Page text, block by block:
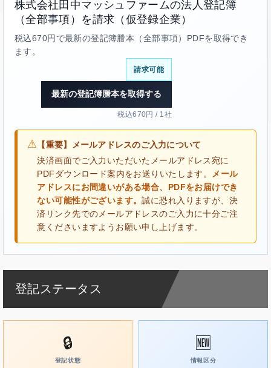
株式会社田中マッシュファームの法人登記簿
（全部事項）を請求（仮登録企業）
税込670円で最新の登記簿謄本（全部事項）PDFを取得でき
ます。
請求可能
最新の登記簿謄本を取得する
税込670円 / 1社
⚠ 【重要】メールアドレスのご入力について
決済画面でご入力いただいたメールアドレス宛に
PDFダウンロード案内をお送りいたします。
メール
アドレスにお間違いがある場合、PDFをお届けでき
ない可能性がございます。誠に恐れ入りますが、決
済リンク先でのメールアドレスのご入力に十分ご注
意くださいますようお願い申し上げます。
登記ステータス
🔒
登記状態
🆕
情報区分